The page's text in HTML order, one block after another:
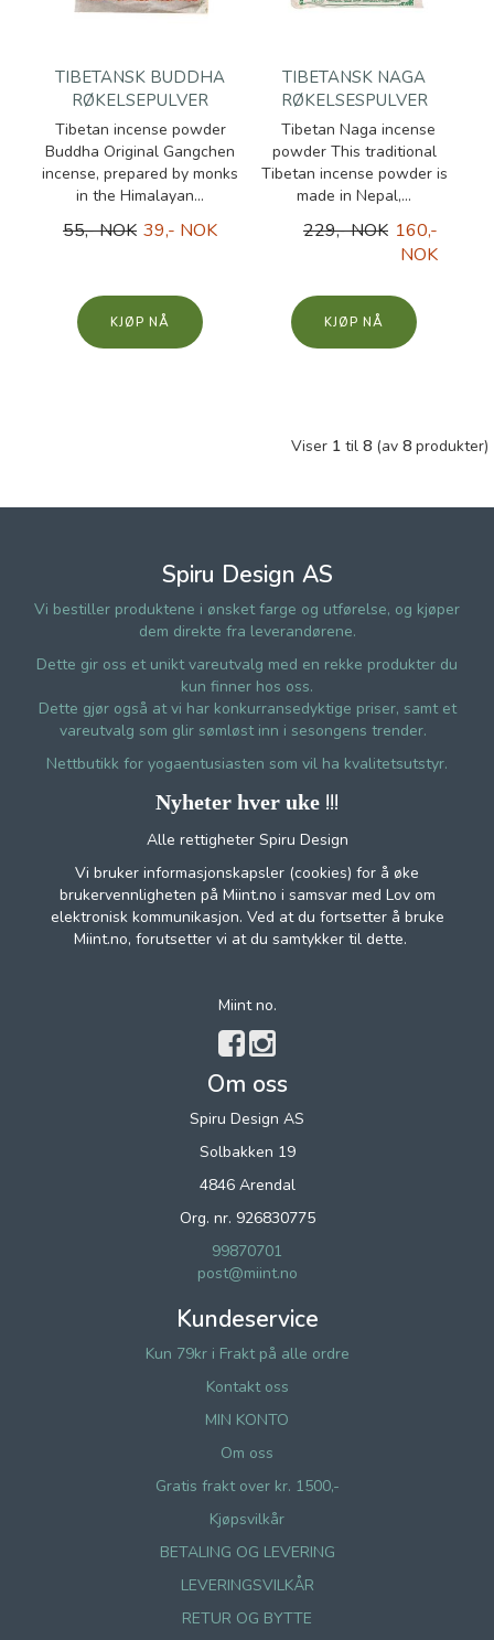
TIBETANSK BUDDHA
RØKELSEPULVER
Tibetan incense powder
Buddha Original Gangchen
incense, prepared by monks
in the Himalayan...
55,- NOK 39,- NOK
KJØP
TIBETANSK NAGA
RØKELSESPULVER
Tibetan Naga incense
powder This traditional
Tibetan incense powder is
made in Nepal,...
229,- NOK 160,-
NOK
KJØP
Viser 1 til 8 (av 8 produkter)
Spiru Design AS
Vi bestiller produktene i ønsket farge og utførelse, og kjøper
dem direkte fra leverandørene.
Dette gir oss et unikt vareutvalg med en rekke produkter du
kun finner hos oss.
Dette gjør også at vi har konkurransedyktige priser, samt et
vareutvalg som glir sømløst inn i sesongens trender.
Nettbutikk for yogaentusiasten som vil ha kvalitetsutstyr.
Nyheter hver uke !!!
Alle rettigheter Spiru Design
Vi bruker informasjonskapsler (cookies) for å øke
brukervennligheten på Miint.no i samsvar med Lov om
elektronisk kommunikasjon. Ved at du fortsetter å bruke
Miint.no, forutsetter vi at du samtykker til dette.
Miint no.
Om oss
Spiru Design AS
Solbakken 19
4846 Arendal
Org. nr. 926830775
99870701
post@miint.no
Kundeservice
Kun 79kr i Frakt på alle ordre
Kontakt oss
MIN KONTO
Om oss
Gratis frakt over kr. 1500,-
Kjøpsvilkår
BETALING OG LEVERING
LEVERINGSVILKÅR
RETUR OG BYTTE